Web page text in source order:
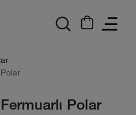
Polar